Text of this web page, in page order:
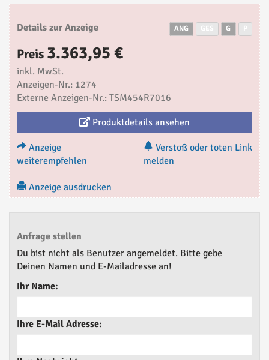
Details zur Anzeige ANG G
Preis 3.363,95 €
inkl. MwSt.
Anzeigen-Nr.: 1274
Externe Anzeigen-Nr.: TSM454R7016
Produktdetails ansehen
Anzeige
weiterempfehlen
Verstoß oder toten Link
melden
Anzeige ausdrucken
Anfrage stellen
Du bist nicht als Benutzer angemeldet. Bitte gebe
Deinen Namen und E-Mailadresse an!
Ihr Name:
Ihre E-Mail Adresse: